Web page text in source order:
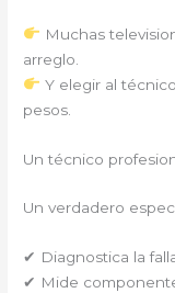
Muchas
arreglo.
Y elegir al
pesos.
Un técnico
Un verdadero
✔ Diagnostica la
✔ Mide